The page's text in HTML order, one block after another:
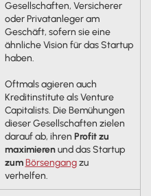
Gesellschaften, Versicherer
oder Privatanleger am
Geschäft, sofern sie eine
ähnliche Vision für das Startup
haben.
Oftmals agieren auch
Kreditinstitute als Venture
Capitalists. Die Bemühungen
dieser Gesellschaften zielen
darauf ab, ihren Profit zu
maximierenund das Startup
zum Börsengangzu
verhelfen.